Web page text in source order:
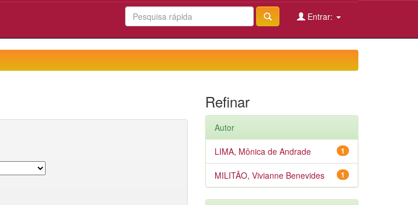
Entrar:
Refinar
Autor
1
LIMA, Mônica de Andrade
1
MILITÃO, Vivianne Benevides